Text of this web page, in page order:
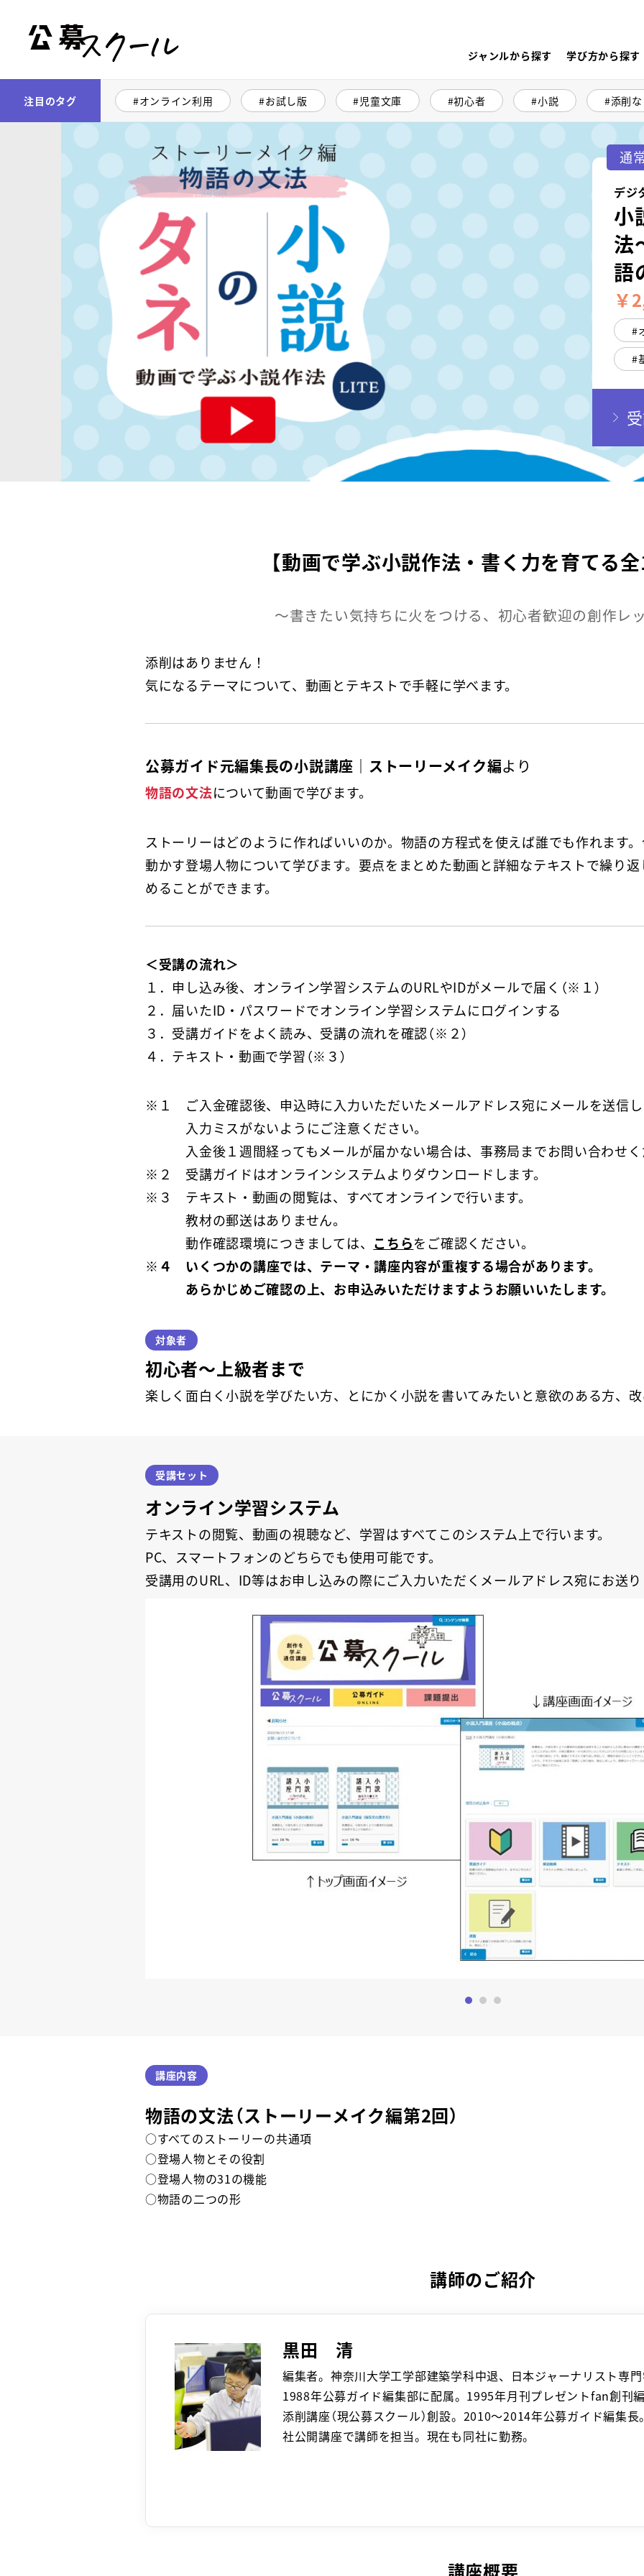
公募スクール
ジャンルから探す 学び方から探す
注目のタグ オンライン利用 お試し版 児童文庫 初心者 小説 添削
通
デジ
小
法
語
￥
【動画で学ぶ小説作法・書く力を育てる全
～書きたい気持ちに火をつける、初心者歓迎の創作レ
添削はありません！
気になるテーマについて、動画とテキストで手軽に学べます。
公募ガイド元編集長の小説講座｜ストーリーメイク編より
物語の文法について動画で学びます。
ストーリーはどのように作ればいいのか。物語の方程式を使えば誰でも作れます
動かす登場人物について学びます。要点をまとめた動画と詳細なテキストで繰り
めることができます。
＜受講の流れ＞
１．申し込み後、オンライン学習システムのURLやIDがメールで届く（※１）
２．届いたID・パスワードでオンライン学習システムにログインする
３．受講ガイドをよく読み、受講の流れを確認（※２）
４．テキスト・動画で学習（※３）
※１ ご入金確認後、申込時に入力いただいたメールアドレス宛にメールを送信
入力ミスがないようにご注意ください。
入金後１週間経ってもメールが届かない場合は、事務局までお問い合わせく
※２ 受講ガイドはオンラインシステムよりダウンロードします。
※３ テキスト・動画の閲覧は、すべてオンラインで行います。
教材の郵送はありません。
動作確認環境につきましては、 こちらをご確認ください。
※４
いくつかの講座では、テーマ・講座内容が重複する場合があります。
あらかじめご確認の上、お申込みいただけますようお願いいたします。
対象者
初心者～上級者まで
楽しく面白く小説を学びたい方、とにかく小説を書いてみたいと意欲のある方、
受講セット
オンライン学習システム
テキストの閲覧、動画の視聴など、学習はすべてこのシステム上で行います。
PC、スマートフォンのどちらでも使用可能です。
受講用のURL、ID等はお申し込みの際にご入力いただくメールアドレス宛にお送
講座内容
物語の文法（ストーリーメイク編第2回）
○すべてのストーリーの共通項
○登場人物とその役割
○登場人物の31の機能
○物語の二つの形
講師のご紹介
黒田 清
編集者。神奈川大学工学部建築学科中退、日本ジャーナリスト専
1988年公募ガイド編集部に配属。1995年月刊プレゼントfan創刊
添削講座（現公募スクール）創設。2010～2014年公募ガイド編集
社公開講座で講師を担当。現在も同社に勤務。
講座概要